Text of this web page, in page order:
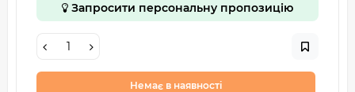
Запросити персональну пропозицію
Немає в наявності